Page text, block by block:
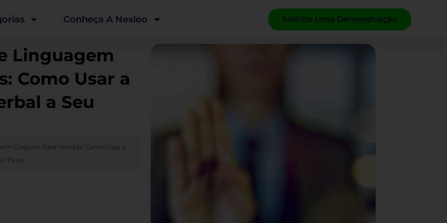
Conheça A Nexloo Solicite Uma Demonstração
Linguagem
Como Usar a
a Seu
Corporal Para Vendas: Como Usar a
Favor